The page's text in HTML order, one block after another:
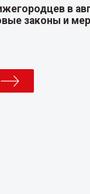
в
законы и